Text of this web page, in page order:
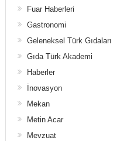
Fuar Haberleri
Gastronomi
Geleneksel Türk Gıdaları
Gıda Türk Akademi
Haberler
İnovasyon
Mekan
Metin Acar
Mevzuat